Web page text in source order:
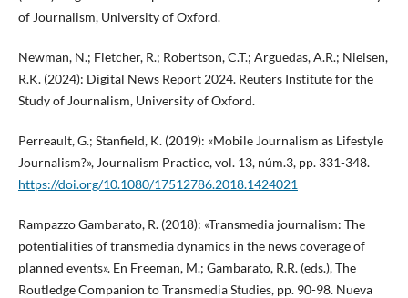
of Journalism, University of Oxford.
Newman, N.; Fletcher, R.; Robertson, C.T.; Arguedas, A.R.; Nielsen,
R.K. (2024): Digital News Report 2024. Reuters Institute for the
Study of Journalism, University of Oxford.
Perreault, G.; Stanfield, K. (2019): «Mobile Journalism as Lifestyle
Journalism?», Journalism Practice, vol. 13, núm.3, pp. 331-348.
https://doi.org/10.1080/17512786.2018.1424021
Rampazzo Gambarato, R. (2018): «Transmedia journalism: The
potentialities of transmedia dynamics in the news coverage of
planned events». En Freeman, M.; Gambarato, R.R. (eds.), The
Routledge Companion to Transmedia Studies, pp. 90-98. Nueva